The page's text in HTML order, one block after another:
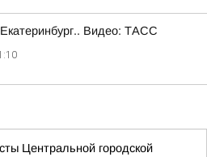
Видео: ТАСС
Центральной городской